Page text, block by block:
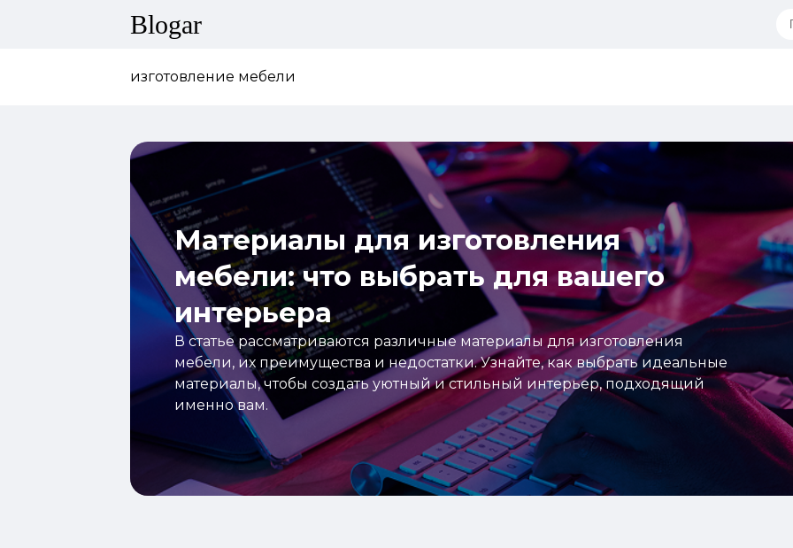
Blogar
изготовление мебели
Материалы для изготовления
мебели: что выбрать для вашего
интерьера
В статье рассматриваются различные материалы для изготовления
мебели, их преимущества и недостатки. Узнайте, как выбрать идеальные
материалы, чтобы создать уютный и стильный интерьер, подходящий
именно вам.